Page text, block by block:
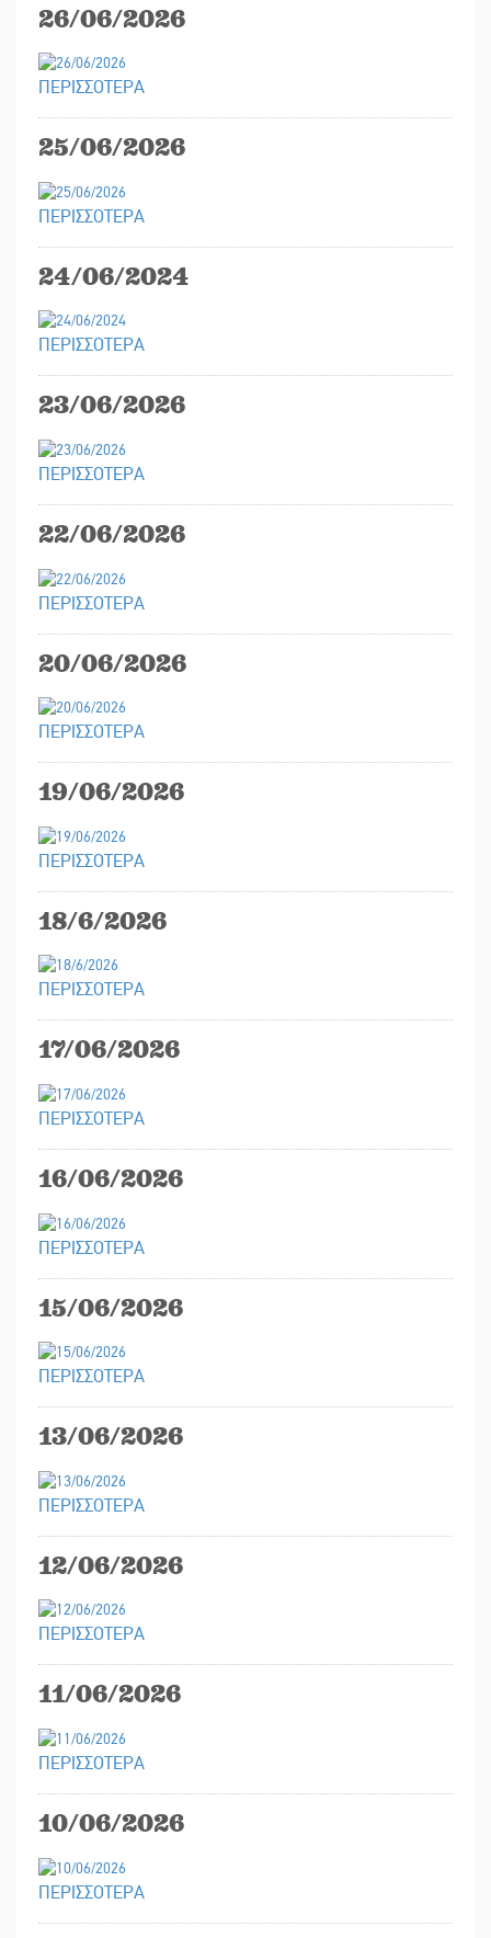
26/06/2026
ΠΕΡΙΣΣΟΤΕΡΑ
25/06/2026
ΠΕΡΙΣΣΟΤΕΡΑ
24/06/2024
ΠΕΡΙΣΣΟΤΕΡΑ
23/06/2026
ΠΕΡΙΣΣΟΤΕΡΑ
22/06/2026
ΠΕΡΙΣΣΟΤΕΡΑ
20/06/2026
ΠΕΡΙΣΣΟΤΕΡΑ
19/06/2026
ΠΕΡΙΣΣΟΤΕΡΑ
18/6/2026
ΠΕΡΙΣΣΟΤΕΡΑ
17/06/2026
ΠΕΡΙΣΣΟΤΕΡΑ
16/06/2026
ΠΕΡΙΣΣΟΤΕΡΑ
15/06/2026
ΠΕΡΙΣΣΟΤΕΡΑ
13/06/2026
ΠΕΡΙΣΣΟΤΕΡΑ
12/06/2026
ΠΕΡΙΣΣΟΤΕΡΑ
11/06/2026
ΠΕΡΙΣΣΟΤΕΡΑ
10/06/2026
ΠΕΡΙΣΣΟΤΕΡΑ